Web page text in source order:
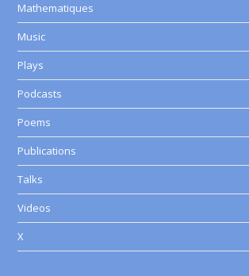
Mathematiques
Music
Plays
Podcasts
Poems
Publications
Talks
Videos
X